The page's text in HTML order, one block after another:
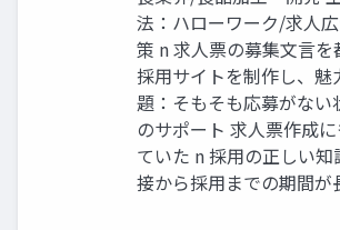
法：ハローワーク/求人
策 n 求人票の募集文言を
採用サイトを制作し、魅
題：そもそも応募がない
のサポート 求人票作成
ていた n 採用の正しい
接から採用までの期間が